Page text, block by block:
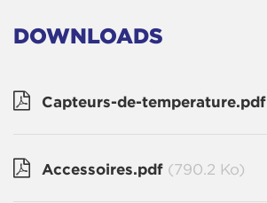
DOWNLOADS
Capteurs-de-temperature.pdf
Accessoires.pdf (790.2 Ko)